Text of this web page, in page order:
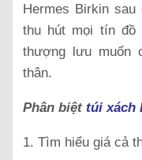
Hermes Birkin
thu hút mọi tín đồ
thượng lưu muốn
thân.
Phân biệt túi xách
1. Tìm hiểu giá cả